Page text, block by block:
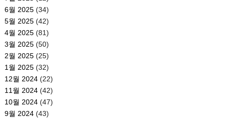
6월 2025(34)
5월 2025(42)
4월 2025(81)
3월 2025(50)
2월 2025(25)
1월 2025(32)
12월 2024(22)
11월 2024(42)
10월 2024(47)
9월 2024(43)